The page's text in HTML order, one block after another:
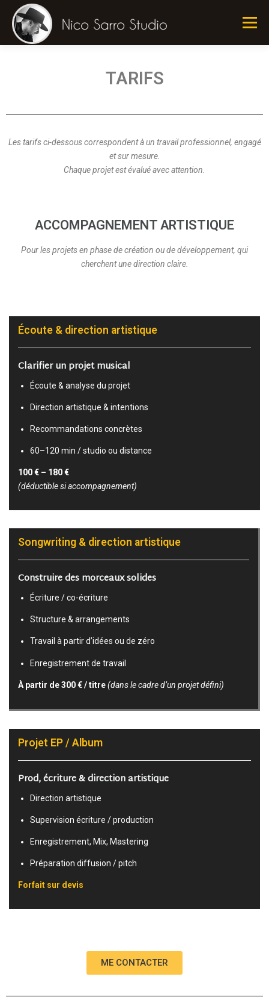
Menu
REFS TARIFS DEVIS CONTACT
TARIFS
Les tarifs ci-dessous correspondent à un travail professionnel, engagé
et sur mesure.
Chaque projet est évalué avec attention.
ACCOMPAGNEMENT ARTISTIQUE
Pour les projets en phase de création ou de développement, qui
cherchent une direction claire.
Écoute & direction artistique
Clarifier un projet musical
Écoute & analyse du projet
Direction artistique & intentions
Recommandations concrètes
60–120 min / studio ou distance
100 € – 180 €
(déductible si accompagnement)
Songwriting & direction artistique
Construire des morceaux solides
Écriture / co-écriture
Structure & arrangements
Travail à partir d’idées ou de zéro
Enregistrement de travail
À partir de 300 € / titre(dans le cadre d’un projet défini)
Projet EP / Album
Prod, écriture & direction artistique
Direction artistique
Supervision écriture / production
Enregistrement, Mix, Mastering
Préparation diffusion / pitch
Forfait sur devis
ME CONTACTER